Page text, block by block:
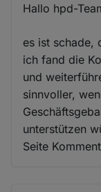
Hallo hpd-
es ist schade,
ich fand die
und
sinnvoller,
unterstützen
Seite